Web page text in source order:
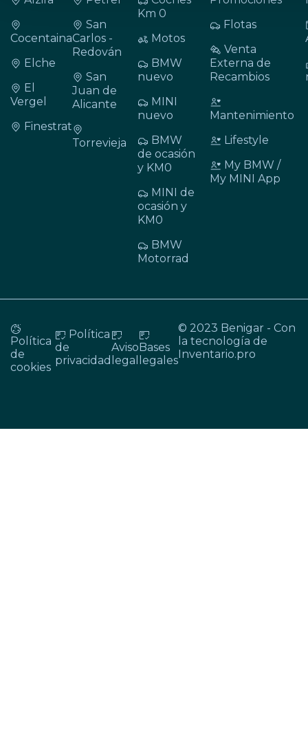
Cocentaina
Elche
El
Vergel
Finestrat
San
Carlos -
Redován
San
Juan de
Alicante
Torrevieja
Km 0
Motos
BMW
nuevo
MINI
nuevo
BMW
de ocasión
y KM0
MINI de
ocasión y
KM0
BMW
Motorrad
Flotas
Venta
Externa de
Recambios
Mantenimiento
Lifestyle
My BMW /
My MINI App
Política
de
cookies
Política
de
privacidad
Aviso
legal
Bases
legales
© 2023 Benigar - Con
la tecnología de
Inventario.pro